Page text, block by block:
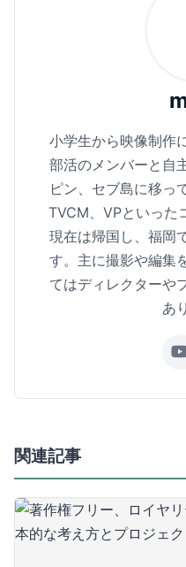
小学生から映像制作
部活のメンバーと自
ピン、セブ島に移っ
TVCM、VPといった
現在は帰国し、福岡
す。主に撮影や編集
てはディレクターや
あ
関連記事